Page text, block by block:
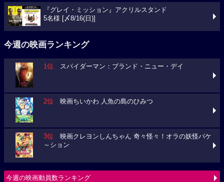
『グレイ・ミッション』アクリルスタンド
5名様 [〆8/16(日)]
今週の映画ランキング
1位 スパイダーマン：ブランド・ニュー・デイ
2位 映画ちいかわ 人魚の島のひみつ
3位 映画クレヨンしんちゃん 奇々怪々！オラの妖怪バケ
～ション
今週の映画動員数ランキング